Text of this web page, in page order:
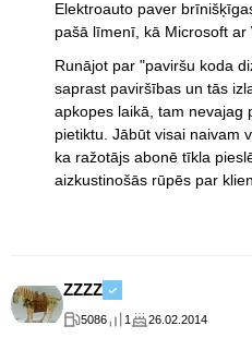
Elektroauto paver
pašā līmenī, kā Microsoft ar
Runājot par "paviršu koda
saprast paviršības un tās
apkopes laikā, tam nevajag
pietiktu. Jābūt visai naivam
ka ražotājs abonē tīkla
aizkustinošās rūpēs par
ZZZZ
5086 1 26.02.2014